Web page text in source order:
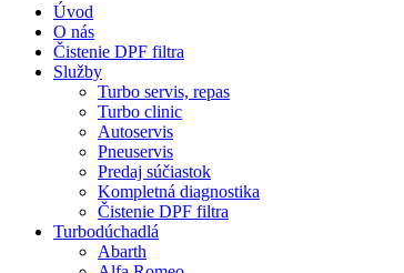
Úvod
O nás
Čistenie DPF filtra
Služby
Turbo servis, repas
Turbo clinic
Autoservis
Pneuservis
Predaj súčiastok
Kompletná diagnostika
Čistenie DPF filtra
Turbodúchadlá
Abarth